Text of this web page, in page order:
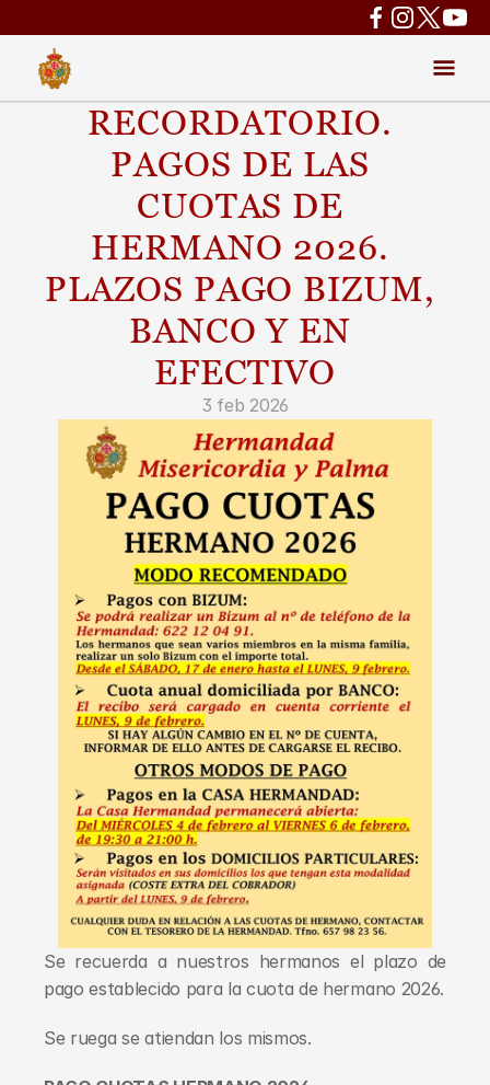
RECORDATORIO.
PAGOS DE LAS
CUOTAS DE
HERMANO 2026.
PLAZOS PAGO BIZUM,
BANCO Y EN
EFECTIVO
3 feb 2026
Se recuerda a nuestros hermanos el plazo de
pago establecido para la cuota de hermano 2026.
Se ruega se atiendan los mismos.